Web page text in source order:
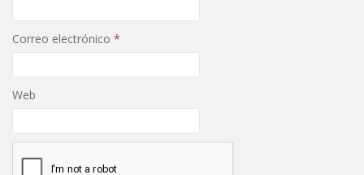
Correo electrónico *
Web